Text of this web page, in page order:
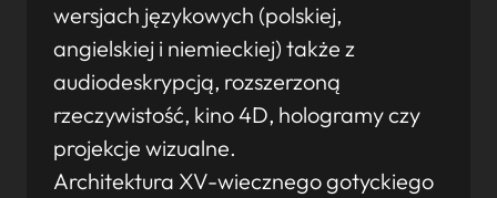
wersjach językowych (polskiej,
angielskiej i niemieckiej) także z
audiodeskrypcją, rozszerzoną
rzeczywistość, kino 4D, hologramy czy
projekcje wizualne.
Architektura XV-wiecznego gotyckiego